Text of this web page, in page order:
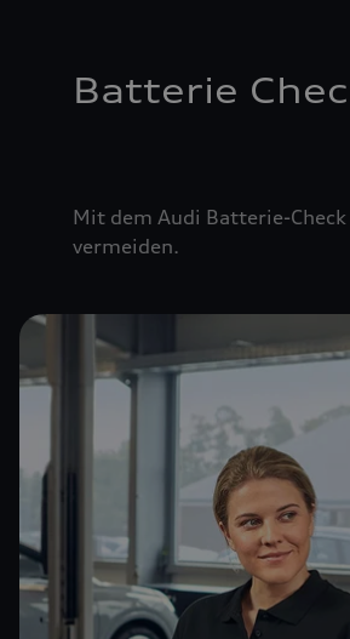
Batterie
Mit dem Audi Batterie-
vermeiden.